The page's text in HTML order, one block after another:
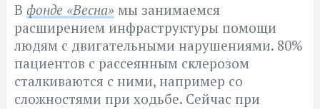
В фонде «Весна» мы занимаемся
расширением инфраструктуры помощи
людям с двигательными нарушениями. 80%
пациентов с рассеянным склерозом
сталкиваются с ними, например со
сложностями при ходьбе. Сейчас при